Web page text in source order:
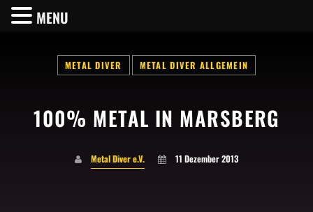
SHARE THIS PAGE ON:
METAL DIVER METAL DIVER ALLGEMEIN
100% METAL IN MARSBERG
Metal Diver e.V. 11 Dezember 2013
MENU